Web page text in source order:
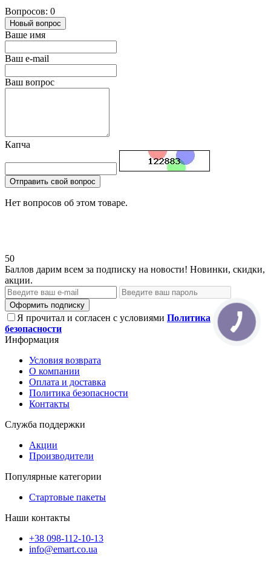
Вопросов: 0
Новый вопрос
Ваше имя
Ваш e-mail
Ваш вопрос
Капча
Отправить свой вопрос
Нет вопросов об этом товаре.
50
Баллов дарим всем за подписку на новости! Новинки, скидки,
акции.
Оформить подписку
Я прочитал и согласен с условиями Политика
безопасности
Информация
Условия возврата
О компании
Оплата и доставка
Политика безопасности
Контакты
Служба поддержки
Акции
Производители
Популярные категории
Стартовые пакеты
Наши контакты
+38 098-112-10-13
info@emart.co.ua